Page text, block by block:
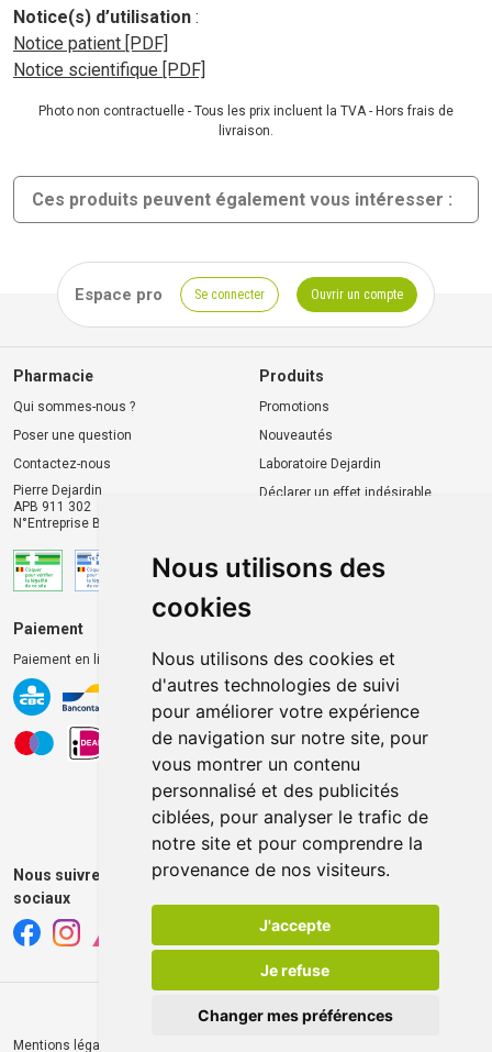
Nous utilisons des
cookies
Nous utilisons des cookies et
d'autres technologies de suivi
pour améliorer votre expérience
de navigation sur notre site, pour
vous montrer un contenu
personnalisé et des publicités
ciblées, pour analyser le trafic de
notre site et pour comprendre la
provenance de nos visiteurs.
J'accepte
Je refuse
Changer mes préférences
Notice(s) d’utilisation :
Notice patient [PDF]
Notice scientifique [PDF]
Photo non contractuelle - Tous les prix incluent la TVA - Hors frais de
livraison.
Ces produits peuvent également vous intéresser :
Espace pro Se connecter Ouvrir un compte
Pharmacie
Qui sommes-nous ?
Poser une question
Contactez-nous
Pierre Dejardin
APB 911 302
N°Entreprise BE0446.901.764
Produits
Promotions
Nouveautés
Laboratoire Dejardin
Déclarer un effet indésirable
Paiement
Paiement en ligne 100% sécurisé
Livraison chez vous
Livraison dans un Point
d’enlèvement
Retrait dans la pharmacie
Retrait en casiers extérieurs
Nous suivre sur les réseaux
sociaux
Mentions légales